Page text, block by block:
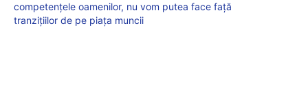
competențele oamenilor, nu vom putea face față
tranzițiilor de pe piața muncii